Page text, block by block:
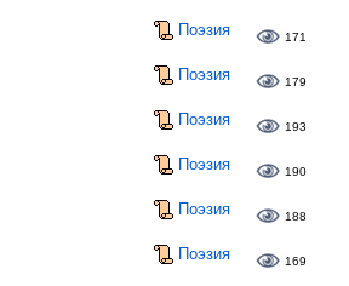
Поэзия 171
Поэзия 179
Поэзия 193
Поэзия 190
Поэзия 188
Поэзия 169